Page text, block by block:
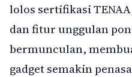
lolos sertifikasi
dan fitur unggulan
bermunculan,
gadget semakin